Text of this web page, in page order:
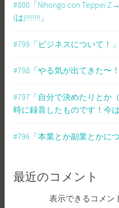
#800「Nihongo con Teppei
(は)!!!!!!!」
#799「ビジネスについて！」
#798「やる気が出てきた〜！
#797「自分で決めたりとか
時に録音したものです！今
#796「本業とか副業とかに
最近のコメント
表示できるコメン